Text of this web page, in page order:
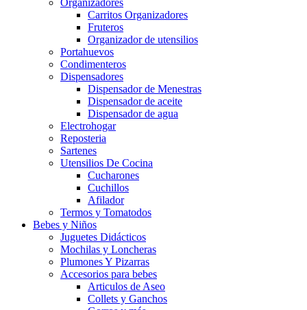
Carritos Organizadores
Fruteros
Organizador de utensilios
Portahuevos
Condimenteros
Dispensadores
Dispensador de Menestras
Dispensador de aceite
Dispensador de agua
Electrohogar
Reposteria
Sartenes
Utensilios De Cocina
Cucharones
Cuchillos
Afilador
Termos y Tomatodos
Bebes y Niños
Juguetes Didácticos
Mochilas y Loncheras
Plumones Y Pizarras
Accesorios para bebes
Articulos de Aseo
Collets y Ganchos